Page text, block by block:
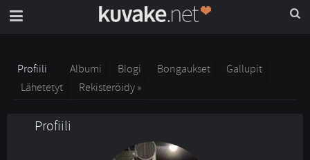
Profiili Albumi Blogi Bongaukset
Gallupit
Lähetetyt
Rekisteröidy »
Profiili